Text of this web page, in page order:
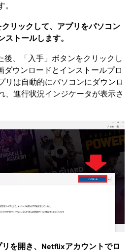
リックして、アプリをパソコン
トールします。
後、「入手」ボタンをクリックし
ウンロードとインストールプロ
リは自動的にパソコンにダウンロ
、進行状況インジケータが表示さ
を開き、Netflixアカウントでロ